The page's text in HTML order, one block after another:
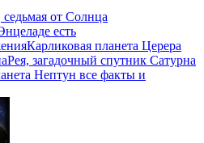
от Солнца
есть
Карликовая планета Церера
Рея, загадочный спутник Сатурна
Нептун все факты и